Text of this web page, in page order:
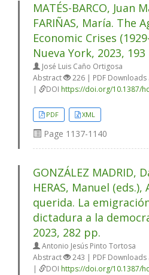
MATÉS-BARCO, Juan
FARIÑAS, María. The
Economic Crises
Nueva York, 2023, 193
José Luis Caño Ortigosa
Abstract
226 | PDF Downloads
|
DOI https://doi.org/10.1387/
PDF XML
Page 1137-1140
GONZÁLEZ MADRID,
HERAS, Manuel
querida. La
dictadura a la
2023, 282 pp.
Antonio Jesús Pinto Tortosa
Abstract
243 | PDF Downloads
|
DOI https://doi.org/10.1387/